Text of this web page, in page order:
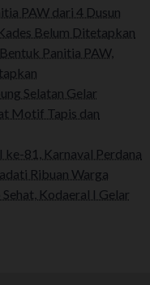
PAW dari 4 Dusun
Belum Ditetapkan
Panitia PAW,
Selatan Gelar
Motif Tapis dan
ke-81, Karnaval Perdana
Ribuan Warga
Kodaeral I Gelar